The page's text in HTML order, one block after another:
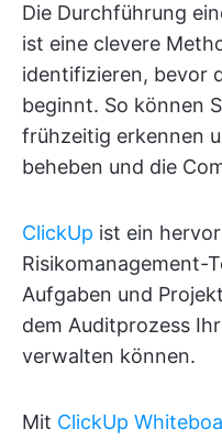
Die Durchführung
ist eine clevere
identifizieren, bevor
beginnt. So können
frühzeitig erkennen
beheben und die
ClickUp ist ein
Risikomanagement-
Aufgaben und
dem Auditprozess
verwalten können.
Mit ClickUp